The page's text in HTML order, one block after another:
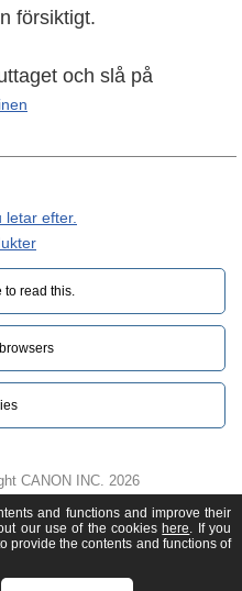
försiktigt.
och slå på
efter.
to read this.‎
CANON INC. 2026
and functions and improve their
our use of the cookies here. If you
provide the contents and functions of